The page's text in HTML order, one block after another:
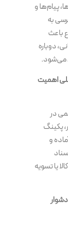
پیام‌ها و
به
باعث
دوباره
می‌شود.
اهمیت
در
پکینگ
و
یا تسویه